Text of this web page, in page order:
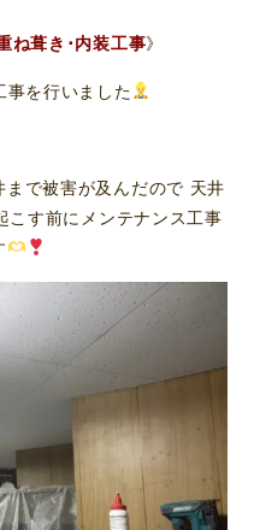
ね葺き･内装工事》
事を行いました
で被害が及んだので 天井
こす前にメンテナンス工事